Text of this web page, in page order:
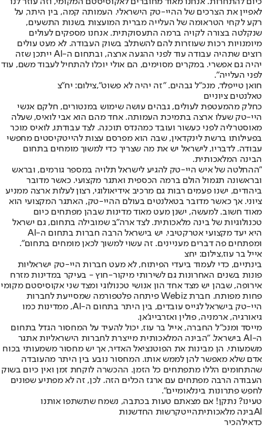
לאפיין את הצרכים של ההיי-טק הישראלי. העמותה קמה, בין היתר, על
רקע לקחי הטראומה של העלייה מברית המועצות בשנות התשעים,
שנקלטה בצורה לקויה ברמה התעסוקתית. אנחנו מספקים לעולים
מיומנויות רכות שעוזרות להם להשתלב בשוק העבודה. לא מעט עולים
רוצים שתהיה עבודה עוד לפני ההגעה ארצה, ובתחום ה-AI ייתכן שזה
יהיה גם אפשרי. במקרים מסוימים, הם אולי יוכלו להתחיל לעבוד משם, עוד
לפני העלייה".
חואן טייפלד, מנכ"ל גבהים. "זה יהיה לא פשוט",צילום: יח"צ
טאלנטים ציוניים
כחלק מהמעטפת לעולים, גבהים עושה שימוש במנטורים, חלקם אנשי
היי-טק שעלו ארצה בתמיכת העמותה. אחד מהם הוא אבי לואיס, שעלה
מאוסטרליה לפני כעשור ועובד כמהנדס תוכנה. לצד עבודתו, לואיס מוכר
בפעילותו ברשת לינקדאין, שבה הוא מפרסם עצות להייטקיסטים מחפשי
עבודה. לדבריו, לישראל יש את מה שצריך כדי למשוך מומחים בתחום
הבינה המלאכותית.
"ההחלטה של איש היי-טק להגיע לישראל תלויה במספר גורמים, ובראש
ובראשונה תגמול הולם ברמה הכספית ואתגר מקצועי. כאשר מדובר
ביהודים, ישנו פעמים רבות גם מרכיב אידיאולוגי, רצון לעלות ארצה ממניע
ציוני. אך כאשר מדובר בטאלנטים בעולם ההיי-טק, האתגר המקצועי הוא
מאוד חשוב. למעשה, ישנן מעט מאוד מדינות שבהן מפתחים כיום
טכנולוגיות של בינה מלאכותית. לצד ארה"ב שמובילה בתחום, גם ישראל
היא יעד מקצועי אטרקטיבי. יש בישראל הרבה חברות בתחום ה-AI
ומפתחים פה דברים מעניינים. זה עשוי למשוך לכאן מומחים בתחום".
אייל בר עוז,צילום: יחצ
בינתיים, כדי לעמוד ביעדי הפיתוח, לא מעט חברות היי-טק ישראליות
פונות בשנים האחרונות גם לשירותי מיקור-חוץ - בעיקר במדינות מזרח
אירופה, שבהן יש מצד אחד הון אנושי טכנולוגי ומצד שני אקוסיסטם מקומי
פחות מפותח. חברת Webiz פיתחה פלטפורמה שמסייעת לחברות
היי-טק בישראל לגייס עובדים, בין היתר בתחום ה-AI, ממדינות כמו
גיאורגיה, ארמניה, פולין ואזרבייג'אן.
מייסד ומנכ"ל החברה, אייל בר עוז, יכול להעיד על המחסור הגדל בתחום
ה-AI בישראל. "הבינה המלאכותית מייצרת לחברות הישראליות אתגר
משמעותי. הן מבינות את הפוטנציאל האדיר, אך יש מחסור משמעותי בכוח
אדם שלא מאפשר להן לממש אותו. המחסור נובע בין היתר מהעובדה
שהתחומים הללו מתפתחים כל הזמן. ההכשרה לוקחת זמן ואין כיום בשוק
העבודה הרבה מפתחים עם ארגז הכלים הזה. לכן, זה לא מפתיע שפונים
לחפש פתרונות בינלאומיים".
טעינו? נתקן! אם מצאתם טעות בכתבה, נשמח שתשתפו אותנו
AIבינה מלאכותיתהייטקרשות החדשנות
כדאילהכיר